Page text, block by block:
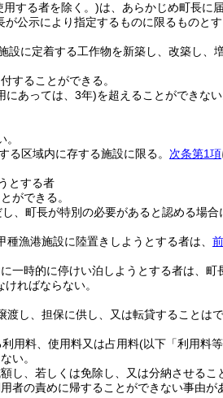
用する者を除く。)は、あらかじめ町長に
公示により指定するものに限るものとす
設に定着する工作物を新築し、改築し
することができる。
にあっては、3年)を超えることができない
区域内に存する施設に限る。 次条第1項
とする者
ができる。
し、町長が特別の必要があると認める場合
漁港施設に陸置きしようとする者は、
一時的に停けい泊しようとする者は、
ればならない。
し、担保に供し、又は転貸することはで
利用料、使用料又は占用料(以下「利用料
い。
し、若しくは免除し、又は分納させるこ
者の責めに帰することができない事由が